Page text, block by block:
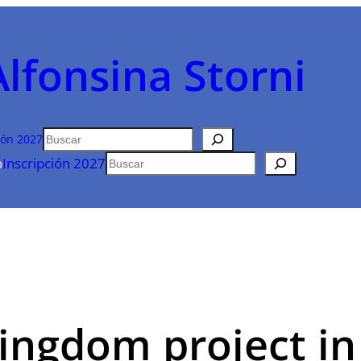
Storni
2027Buscar
Inscripción 2027 Buscar
project in